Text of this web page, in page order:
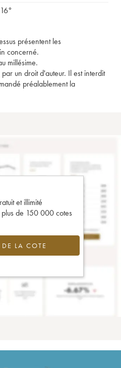
16°
présentent les
concerné.
millésime.
un droit d'auteur. Il est interdit
préalablement la
et illimité
plus de 150 000 cotes
DE LA COTE